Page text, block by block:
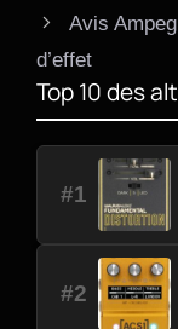
Avis
d’effet
Top 10 des
#1
#2